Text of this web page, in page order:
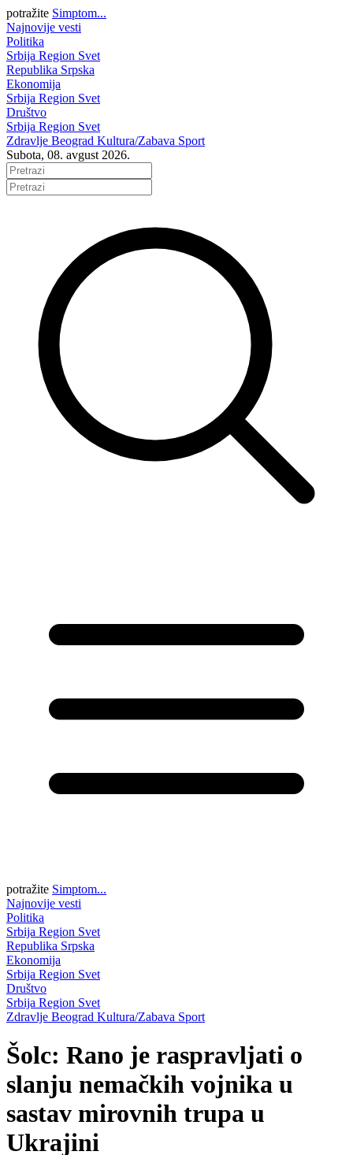
potražite Simptom...
Najnovije vesti
Politika
Srbija Region Svet
Republika Srpska
Ekonomija
Srbija Region Svet
Društvo
Srbija Region Svet
Zdravlje Beograd Kultura/Zabava Sport
Subota, 08. avgust 2026.
potražite Simptom...
Najnovije vesti
Politika
Srbija Region Svet
Republika Srpska
Ekonomija
Srbija Region Svet
Društvo
Srbija Region Svet
Zdravlje Beograd Kultura/Zabava Sport
Šolc: Rano je raspravljati o
slanju nemačkih vojnika u
sastav mirovnih trupa u
Ukrajini